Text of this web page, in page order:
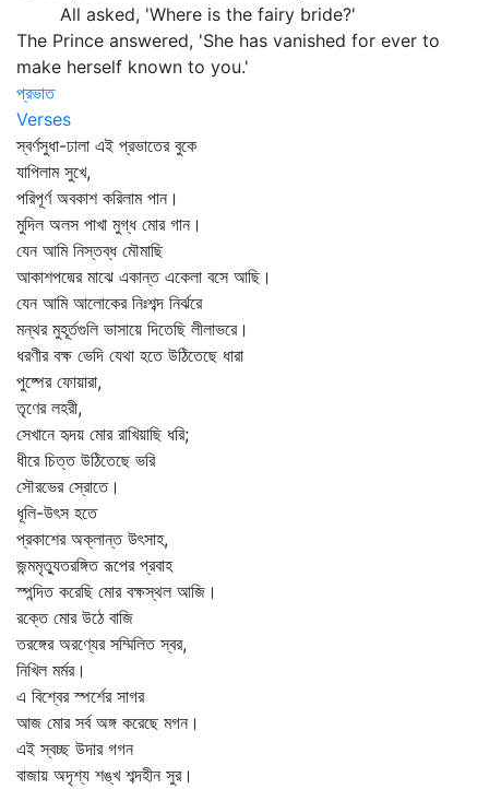
All asked, 'Where is the fairy bride?'
The Prince answered, 'She has vanished for ever to
make herself known to you.'
প্রভাত
Verses
স্বর্ণসুধা-ঢালা এই প্রভাতের বুকে
যাপিলাম সুখে,
পরিপূর্ণ অবকাশ করিলাম পান।
মুদিল অলস পাখা মুগ্ধ মোর গান।
যেন আমি নিস্তব্ধ মৌমাছি
আকাশপদ্মের মাঝে একান্ত একেলা বসে আছি।
যেন আমি আলোকের নিঃশব্দ নির্ঝরে
মন্থর মুহূর্তগুলি ভাসায়ে দিতেছি লীলাভরে।
ধরণীর বক্ষ ভেদি যেথা হতে উঠিতেছে ধারা
পুষ্পের ফোয়ারা,
তৃণের লহরী,
সেখানে হৃদয় মোর রাখিয়াছি ধরি;
ধীরে চিত্ত উঠিতেছে ভরি
সৌরভের স্রোতে।
ধূলি-উৎস হতে
প্রকাশের অক্লান্ত উৎসাহ,
জন্মমৃত্যুতরঙ্গিত রূপের প্রবাহ
স্পন্দিত করেছি মোর বক্ষস্থল আজি।
রক্তে মোর উঠে বাজি
তরঙ্গের অরণ্যের সম্মিলিত স্বর,
নিখিল মর্মর।
এ বিশ্বের স্পর্শের সাগর
আজ মোর সর্ব অঙ্গ করেছে মগন।
এই স্বচ্ছ উদার গগন
বাজায় অদৃশ্য শঙ্খ শব্দহীন সুর।